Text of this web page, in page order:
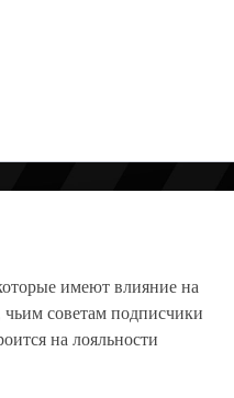
И
имеют влияние на
советам подписчики
на лояльности